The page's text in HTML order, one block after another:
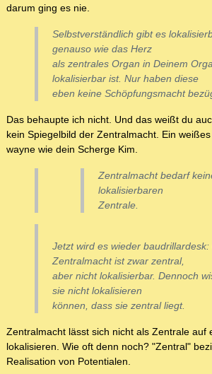
darum ging es nie.
Selbstverständlich gibt es
genauso wie das Herz
als zentrales Organ in Deinem
lokalisierbar ist. Nur haben diese
eben keine Schöpfungsmacht
Das behaupte ich nicht. Und das weißt du
kein Spiegelbild der Zentralmacht. Ein
wayne wie dein Scherge Kim.
Zentralmacht bedarf
lokalisierbaren
Zentrale.
Jetzt wird es wieder baudrillardesk:
Zentralmacht ist zwar zentral,
aber nicht lokalisierbar. Dennoch
sie nicht lokalisieren
können, dass sie zentral liegt.
Zentralmacht lässt sich nicht als Zentrale auf
lokalisieren. Wie oft denn noch? "Zentral"
Realisation von Potentialen.